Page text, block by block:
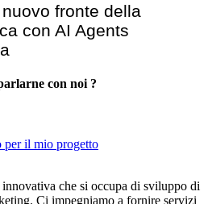
fronte della
con AI Agents
con noi ?
per il mio progetto
che si occupa di sviluppo di
Ci impegniamo a fornire servizi